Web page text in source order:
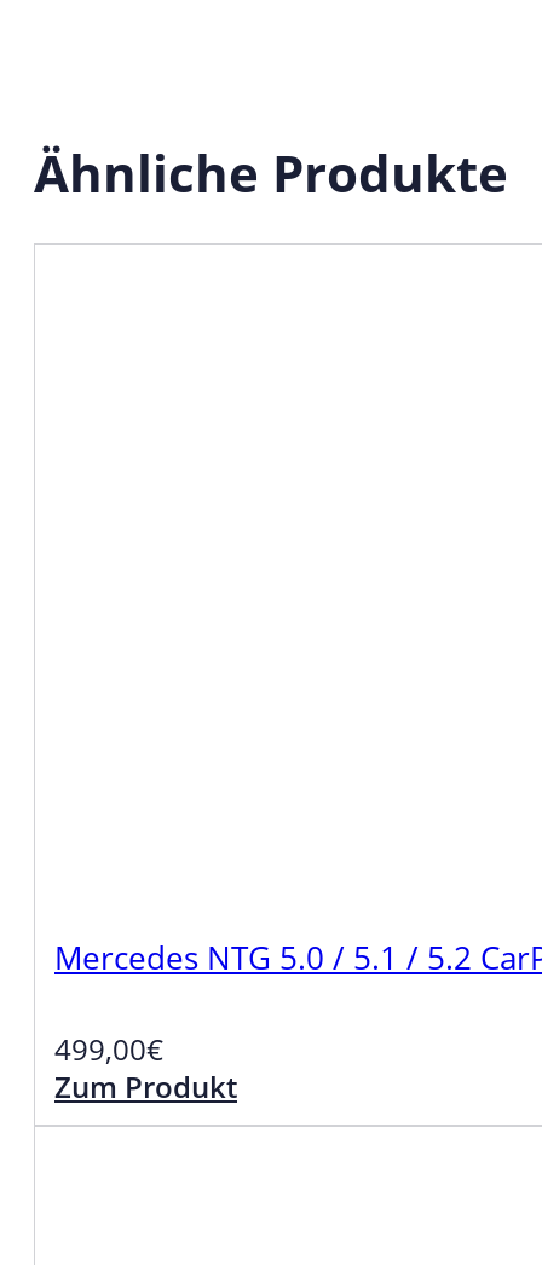
Ähnliche Produkte
Mercedes NTG 5.0 / 5.1 / 5.2
499,00€
Zum Produkt